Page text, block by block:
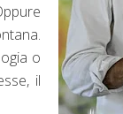
o
il